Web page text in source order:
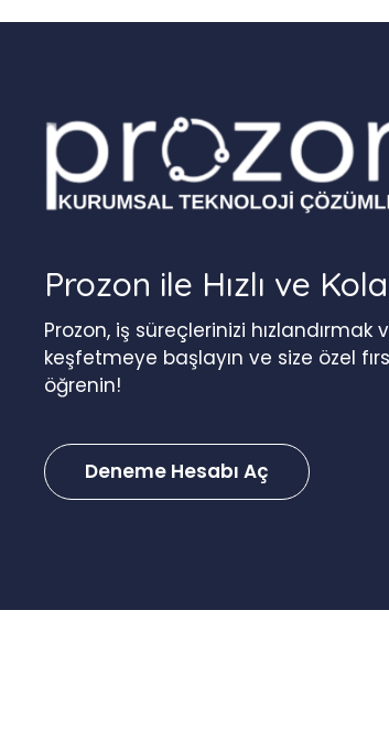
Prozon ile Hızlı ve
Prozon, iş süreçlerinizi
keşfetmeye başlayın ve size özel
öğrenin!
Deneme Hesabı Aç